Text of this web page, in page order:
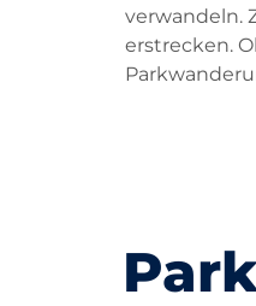
verwandeln.
erstrecken.